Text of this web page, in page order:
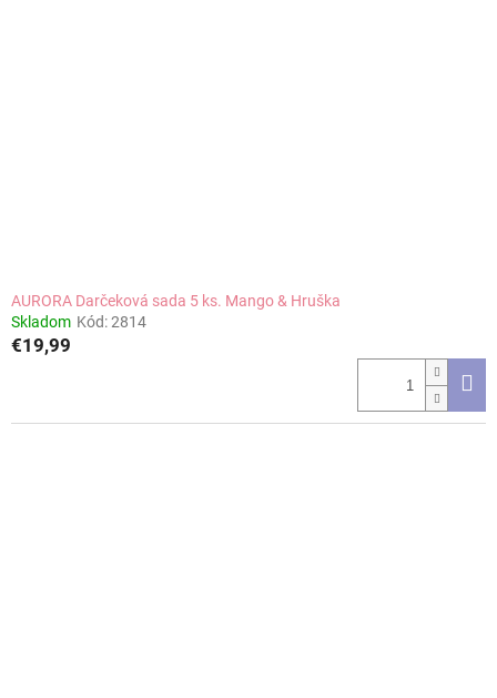
AURORA Darčeková sada 5 ks. Mango & Hruška
Skladom Kód:2814
€19,99